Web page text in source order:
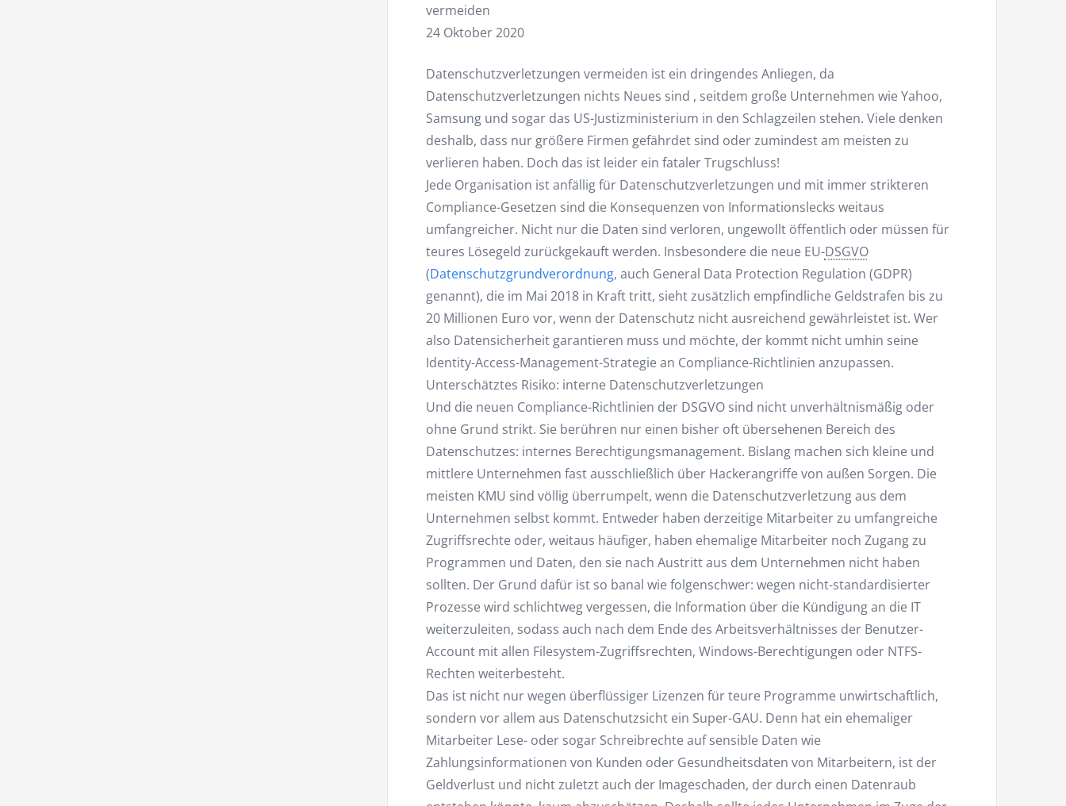
vermeiden
24 Oktober 2020
Datenschutzverletzungen vermeiden ist ein dringendes Anliegen, da
Datenschutzverletzungen nichts Neues sind , seitdem große Unternehmen wie Yahoo,
Samsung und sogar das US-Justizministerium in den Schlagzeilen stehen. Viele denken
deshalb, dass nur größere Firmen gefährdet sind oder zumindest am meisten zu
verlieren haben. Doch das ist leider ein fataler Trugschluss!
Jede Organisation ist anfällig für Datenschutzverletzungen und mit immer strikteren
Compliance-Gesetzen sind die Konsequenzen von Informationslecks weitaus
umfangreicher. Nicht nur die Daten sind verloren, ungewollt öffentlich oder müssen für
teures Lösegeld zurückgekauft werden. Insbesondere die neue EU-DSGVO
(Datenschutzgrundverordnung, auch General Data Protection Regulation (GDPR)
genannt), die im Mai 2018 in Kraft tritt, sieht zusätzlich empfindliche Geldstrafen bis zu
20 Millionen Euro vor, wenn der Datenschutz nicht ausreichend gewährleistet ist. Wer
also Datensicherheit garantieren muss und möchte, der kommt nicht umhin seine
Identity-Access-Management-Strategie an Compliance-Richtlinien anzupassen.
Unterschätztes Risiko: interne Datenschutzverletzungen
Und die neuen Compliance-Richtlinien der DSGVO sind nicht unverhältnismäßig oder
ohne Grund strikt. Sie berühren nur einen bisher oft übersehenen Bereich des
Datenschutzes: internes Berechtigungsmanagement. Bislang machen sich kleine und
mittlere Unternehmen fast ausschließlich über Hackerangriffe von außen Sorgen. Die
meisten KMU sind völlig überrumpelt, wenn die Datenschutzverletzung aus dem
Unternehmen selbst kommt. Entweder haben derzeitige Mitarbeiter zu umfangreiche
Zugriffsrechte oder, weitaus häufiger, haben ehemalige Mitarbeiter noch Zugang zu
Programmen und Daten, den sie nach Austritt aus dem Unternehmen nicht haben
sollten. Der Grund dafür ist so banal wie folgenschwer: wegen nicht-standardisierter
Prozesse wird schlichtweg vergessen, die Information über die Kündigung an die IT
weiterzuleiten, sodass auch nach dem Ende des Arbeitsverhältnisses der Benutzer-
Account mit allen Filesystem-Zugriffsrechten, Windows-Berechtigungen oder NTFS-
Rechten weiterbesteht.
Das ist nicht nur wegen überflüssiger Lizenzen für teure Programme unwirtschaftlich,
sondern vor allem aus Datenschutzsicht ein Super-GAU. Denn hat ein ehemaliger
Mitarbeiter Lese- oder sogar Schreibrechte auf sensible Daten wie
Zahlungsinformationen von Kunden oder Gesundheitsdaten von Mitarbeitern, ist der
Geldverlust und nicht zuletzt auch der Imageschaden, der durch einen Datenraub